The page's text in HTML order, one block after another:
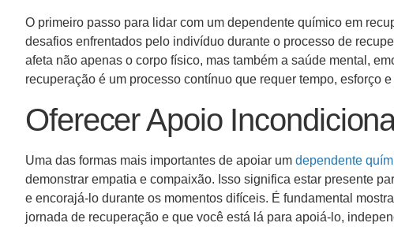
O primeiro passo para lidar com um dependente químico em
desafios enfrentados pelo indivíduo durante o processo de
afeta não apenas o corpo físico, mas também a saúde mental,
recuperação é um processo contínuo que requer tempo, esforço
Oferecer Apoio
Uma das formas mais importantes de apoiar um dependente
demonstrar empatia e compaixão. Isso significa estar presente
e encorajá-lo durante os momentos difíceis. É fundamental
jornada de recuperação e que você está lá para apoiá-lo,